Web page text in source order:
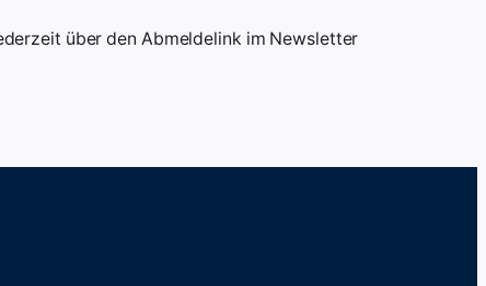
über den Abmeldelink im Newsletter